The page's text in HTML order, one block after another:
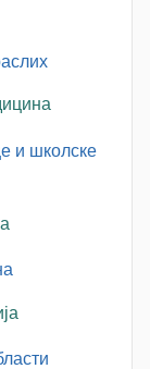
c
и школске